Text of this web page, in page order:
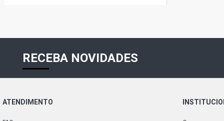
RECEBA NOVIDADES
ATENDIMENTO